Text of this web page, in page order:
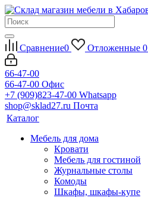
Сравнение0 Отложенные 0
66-47-00
66-47-00 Офис
+7 (909)823-47-00 Whatsapp
shop@sklad27.ru Почта
Каталог
Мебель для дома
Кровати
Мебель для гостиной
Журнальные столы
Комоды
Шкафы, шкафы-купе